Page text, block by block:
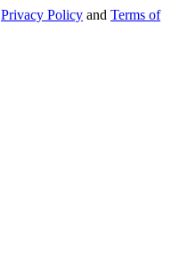
Privacy Policy and Terms of